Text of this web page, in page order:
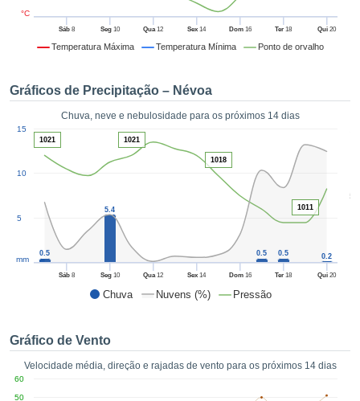
digital
fornecer-
de alta
botão
o
no
como
ACEITAR
CONTINUAR
CONFIGURAÇÕES
Temperatura Máxima Temperatura Mínima Ponto de orvalho
Sáb8 Seg10 Qua12 Sex 14 Dom16 Ter 18 Qui 20
°C
Gráficos de Precipitação – Névoa
Chuva, neve e nebulosidade para os próximos 14 dias
Chuva Nuvens (%) Pressão
50
Sáb8 Seg10 Qua12 Sex 14 Dom16 Ter 18 Qui 20
5
10
15
mm
0.5
5.4
0.5 0.5 0.2
1021 1021
1018
1011
Gráfico de Vento
Velocidade média, direção e rajadas de vento para os próximos 14 dias
50
60